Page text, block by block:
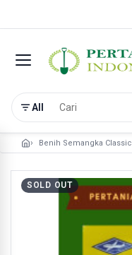
All
Benih Semangka Classic
SOLD OUT